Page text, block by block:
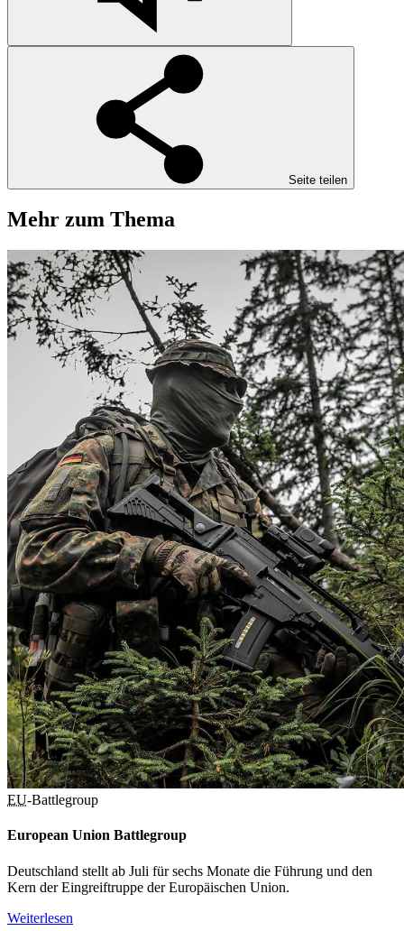
Seite teilen
Mehr zum Thema
EU-Battlegroup
European Union Battlegroup
Deutschland stellt ab Juli für sechs Monate die Führung und den
Kern der Eingreiftruppe der Europäischen Union.
Weiterlesen